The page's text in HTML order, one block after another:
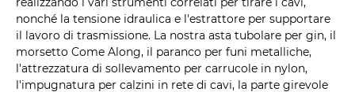
nonché la tensione idraulica e l'estrattore per supportare
il lavoro di trasmissione. La nostra asta tubolare per gin, il
morsetto Come Along, il paranco per funi metalliche,
l'attrezzatura di sollevamento per carrucole in nylon,
l'impugnatura per calzini in rete di cavi, la parte girevole